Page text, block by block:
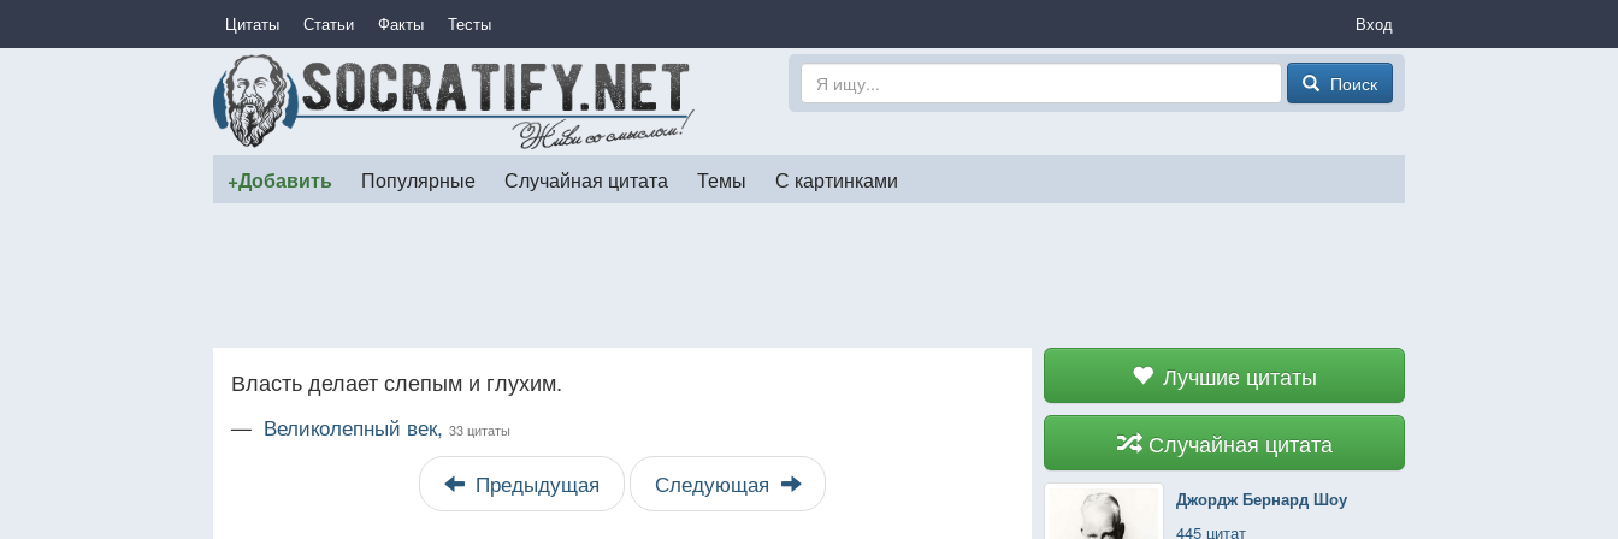
Цитаты Статьи Факты Тесты Вход
Поиск
+Добавить Популярные Случайная цитата Темы С картинками
Лучшие цитаты
Случайная цитата
Джордж Бернард Шоу
445 цитат
Власть делает слепым и глухим.
— Великолепный век, 33 цитаты
Предыдущая Следующая